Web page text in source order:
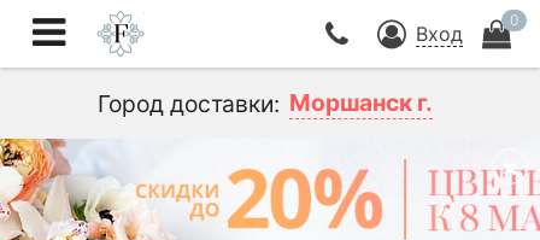
Вход
0
Город доставки: Моршанск г.